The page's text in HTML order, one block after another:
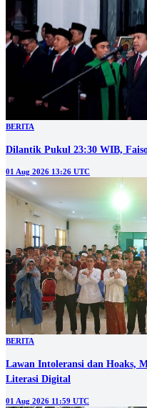
BERITA
Dilantik Pukul 23:30 WIB,
01 Aug 2026 13:26 UTC
BERITA
‎Lawan Intoleransi dan Hoaks,
Literasi Digital
01 Aug 2026 11:59 UTC